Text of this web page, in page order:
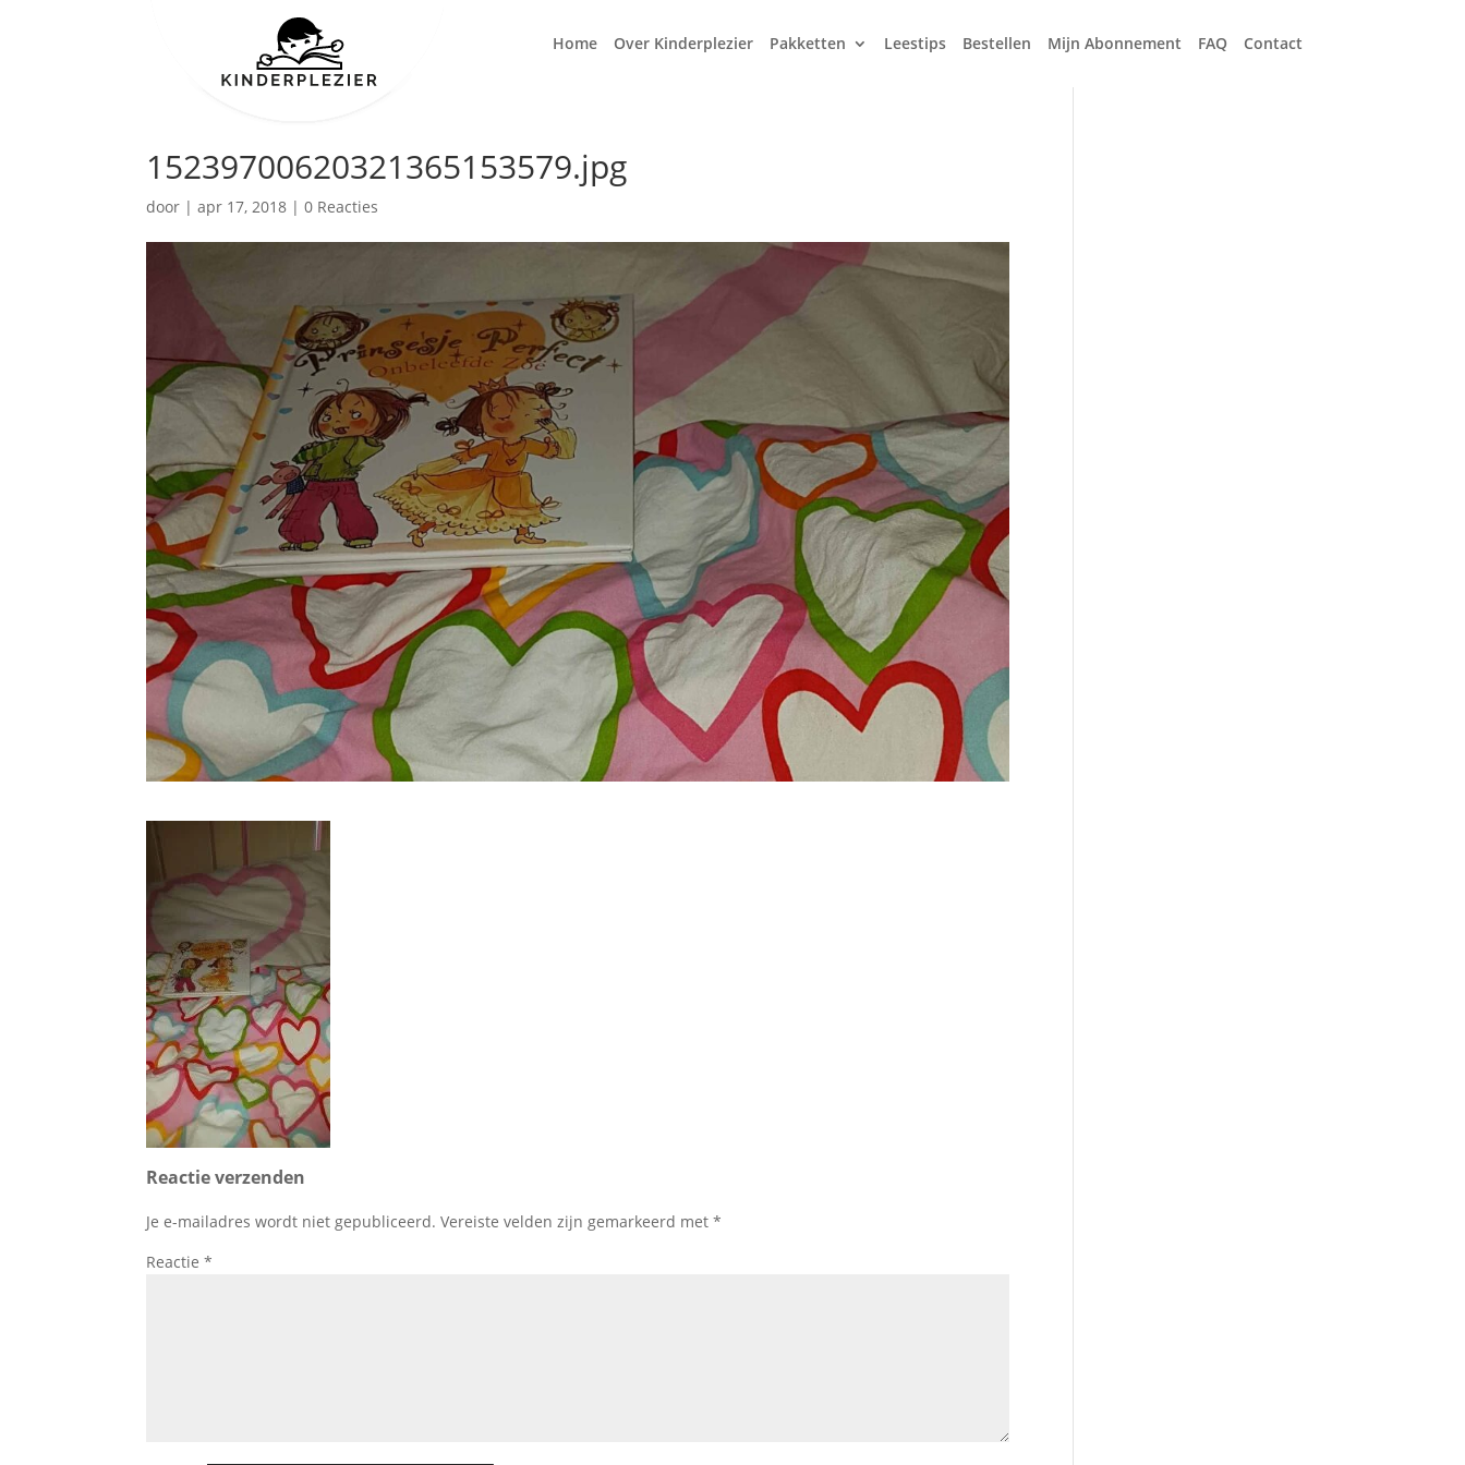
Home Over Kinderplezier Pakketten Leestips Bestellen Mijn Abonnement FAQ Contact
15239700620321365153579.jpg
door |apr 17, 2018 |0 Reacties
Reactie verzenden
Je e-mailadres wordt niet gepubliceerd. Vereiste velden zijn gemarkeerd met*
Reactie*